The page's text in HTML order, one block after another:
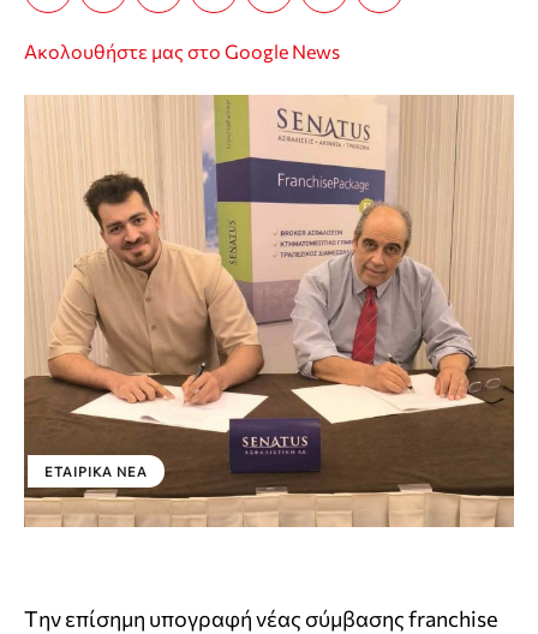
Ακολουθήστε μας στο Google News
ΕΤΑΙΡΙΚΑ ΝΕΑ
Tην επίσημη υπογραφή νέας σύμβασης franchise